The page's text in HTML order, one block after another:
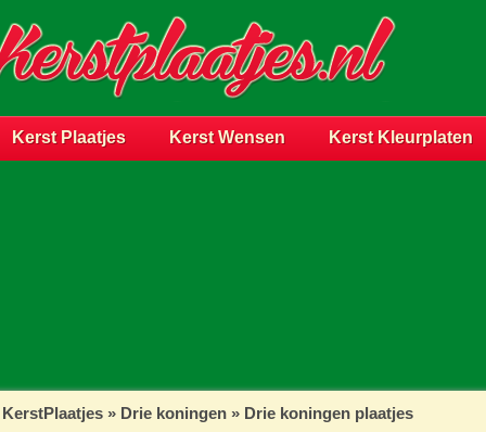
Kerst Plaatjes Kerst Wensen Kerst Kleurplaten
KerstPlaatjes » Drie koningen » Drie koningen plaatjes